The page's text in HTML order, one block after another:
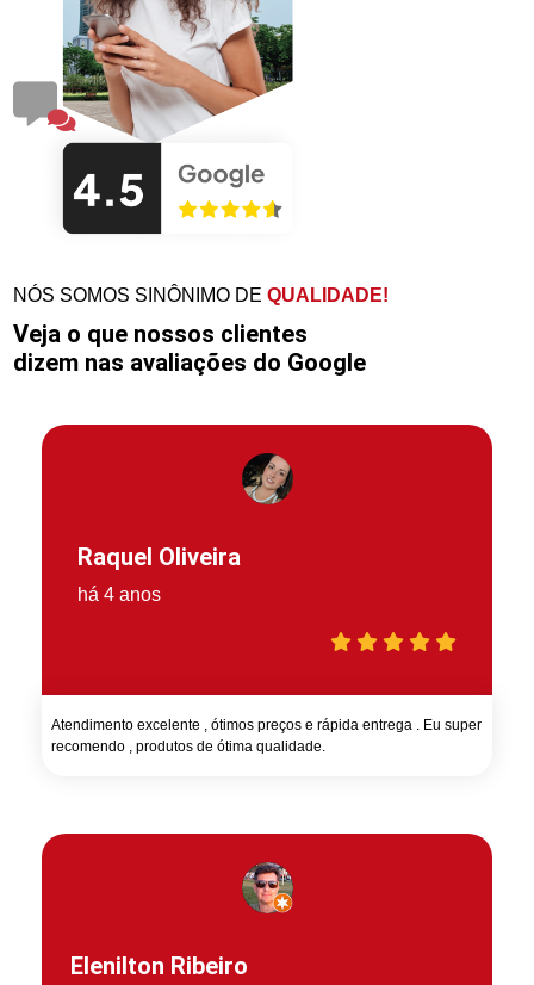
NÓS SOMOS SINÔNIMO DEQUALIDADE!
Veja o que nossos clientes
dizem nas avaliações do Google
Raquel Oliveira
há 4 anos
Atendimento excelente , ótimos preços e rápida entrega . Eu super
recomendo , produtos de ótima qualidade.
Elenilton Ribeiro